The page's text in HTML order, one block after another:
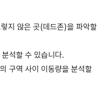
지 않은 곳(데드존)을 파악할
석할 수 있습니다.
구역 사이 이동량을 분석할